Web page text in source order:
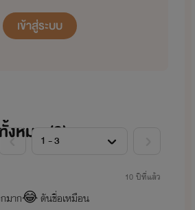
เข้าสู่ระบบ
งหมด (3)
กมาก😂 ดันชื่อเหมือน
10 ปีที่แล้ว